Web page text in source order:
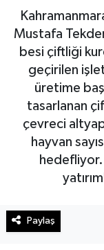
Mustafa
besi çiftliği
geçirilen
üretime
tasarlanan
çevreci
hayvan
hedefliyor.
Paylaş
Haberde
Kültür
Magazin
Manşet Altı
Manşetler